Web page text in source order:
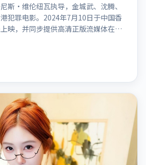
斯·维伦纽瓦执导，金城武、沈腾、
犯罪电影。2024年7月10日于中国香
映，并同步提供高清正版流媒体在线
焦案件与人性灰色地带，张力十足，
突。本片适合检索「暗涌寓言」「丹
罪」「中国香港」「2024」「2024-
的影迷阅读简介与主创信息。